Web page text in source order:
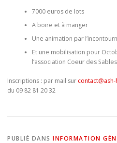
7000 euros de lots
A boire et à manger
Une animation par
Et une mobilisation pour
l’association Coeur des Sables
Inscriptions : par mail sur
du 09 82 81 20 32
PUBLIÉ DANS INFORMATION